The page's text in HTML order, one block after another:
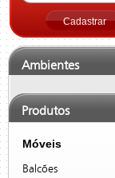
Ambientes
Produtos
Móveis
Balcões